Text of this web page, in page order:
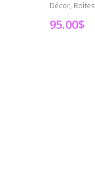
Décor, Boîtes
95.00$